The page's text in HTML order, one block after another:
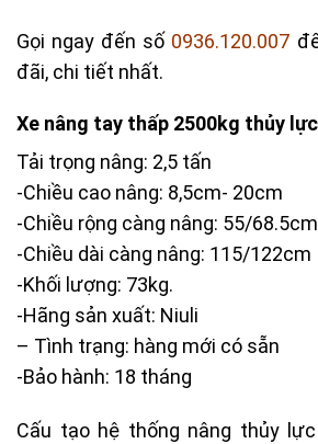
Gọi ngay đến số 0936.120.007
đãi, chi tiết nhất.
Xe nâng tay thấp 2500kg thủy
Tải trọng nâng: 2,5 tấn
-Chiều cao nâng: 8,5cm- 20cm
-Chiều rộng càng nâng: 55/
-Chiều dài càng nâng: 115/122cm
-Khối lượng: 73kg.
-Hãng sản xuất: Niuli
– Tình trạng: hàng mới có sẵn
-Bảo hành: 18 tháng
Cấu tạo hệ thống nâng thủy